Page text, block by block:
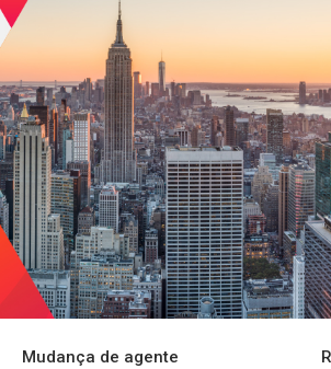
Mudança de agente